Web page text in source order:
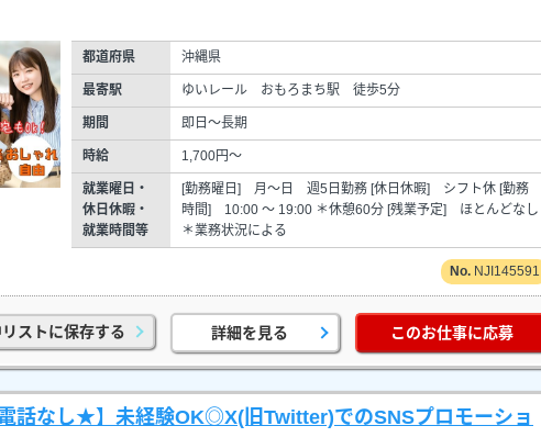
都道府県 沖縄県
最寄駅 ゆいレール おもろまち駅 徒歩5分
期間 即日～長期
時給 1,700円～
就業曜日・
休日休暇・
就業時間等
[勤務曜日] 月～日 週5日勤務 [休日休暇] シフト休 [勤務
時間] 10:00 ～ 19:00 ＊休憩60分 [残業予定] ほとんどなし
＊業務状況による
NJI145591
ストに保存する 詳細を見る このお仕事に応募
電話なし★】未経験OK◎X(旧Twitter)でのSNSプロモーショ